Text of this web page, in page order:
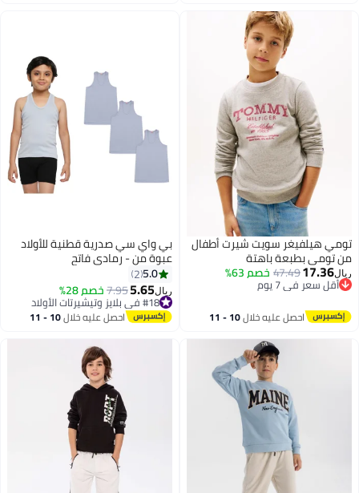
تومي هيلفيغر سويت شيرت أطفال
من تومي بطبعة باهتة
ريال17.36
47.49خصم 63%
أقل سعر في 7 يوم
أقل سعر في 7 يوم
احصل عليه خلال 10 - 11
بي واي سي صدرية قطنية للأولاد
عبوة من - رمادي فاتح
5.0
2
ريال5.65
7.95خصم 28%
#18 في بلايز وتيشيرتات الأولاد
#18 في بلايز وتيشيرتات الأولاد احصل عليه خلال 10 - 11